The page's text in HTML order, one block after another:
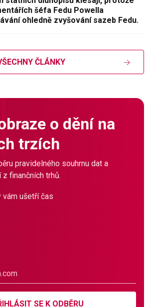
šéfa Fedu Powella
ohledně zvyšování sazeb Fedu.
ČLÁNKY
o dění na
trzích
pravidelného souhrnu dat a
finančních trhů.
vám ušetří čas
SE K ODBĚRU